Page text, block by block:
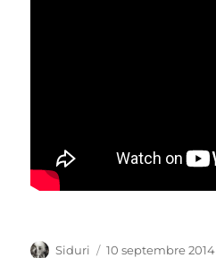
Auteur
Siduri
Publié
10 septembre 2014